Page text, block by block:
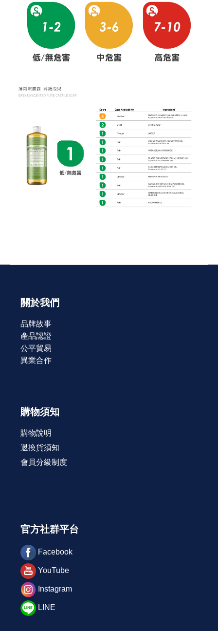
關於我們
品牌故事
產品認證
公平貿易
異業合作
購物須知
購物說明
退換貨須知
會員分級制度
官方社群平台
Facebook
YouTube
Instagram
LINE